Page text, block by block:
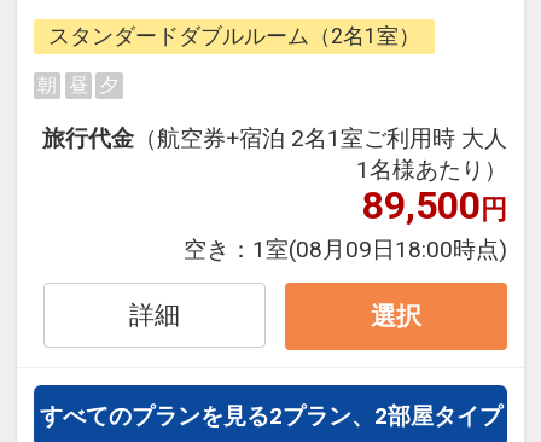
できるダイナミックパッケージだか
ら、一都市滞在はもちろん周遊旅行
にも最適！
泊・飛び泊なども自由自在です。
JALマイレージ会員の方にはフライ
トマイルが50%貯まります。
スタンダードダブルルーム（2名1室）
朝 昼 夕
旅行代金 （航空券+宿泊 2名1室ご利用時 大人
1名様あたり）
89,500円
空き： 1室(08月09日18:00時点)
詳細 選択
すべてのプランを見る2プラン、2部屋タイプ